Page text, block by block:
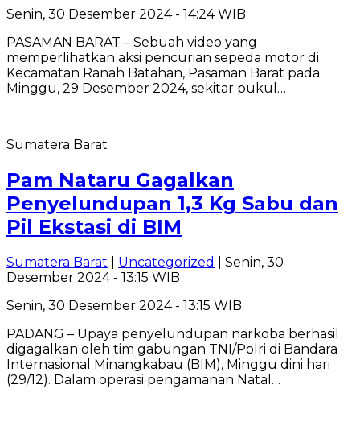
Senin, 30 Desember 2024 - 14:24 WIB
PASAMAN BARAT – Sebuah video yang
memperlihatkan aksi pencurian sepeda motor di
Kecamatan Ranah Batahan, Pasaman Barat pada
Minggu, 29 Desember 2024, sekitar pukul…
Sumatera Barat
Pam Nataru Gagalkan
Penyelundupan 1,3 Kg Sabu dan
Pil Ekstasi di BIM
Sumatera Barat Uncategorized
| Senin, 30
Desember 2024 - 13:15 WIB
Senin, 30 Desember 2024 - 13:15 WIB
PADANG – Upaya penyelundupan narkoba berhasil
digagalkan oleh tim gabungan TNI/Polri di Bandara
Internasional Minangkabau (BIM), Minggu dini hari
(29/12). Dalam operasi pengamanan Natal…